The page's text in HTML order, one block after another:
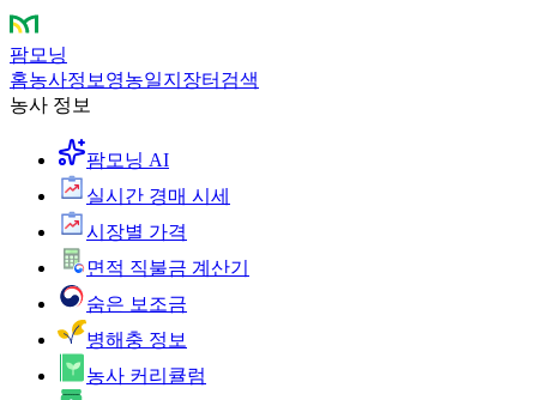
팜모닝
홈농사정보 영농일지 장터 검색
농사 정보
팜모닝 AI
실시간 경매 시세
시장별 가격
면적 직불금 계산기
숨은 보조금
병해충 정보
농사 커리큘럼